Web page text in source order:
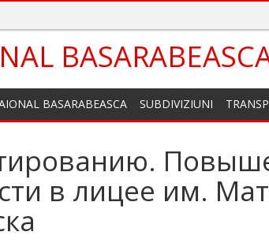
BASARABEASCA SUBDIVIZIUNI
в лицее им.